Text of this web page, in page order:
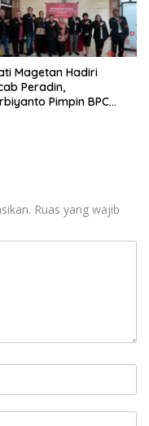
Magetan Hadiri
Peradin,
Pimpin BPC
Ruas yang wajib